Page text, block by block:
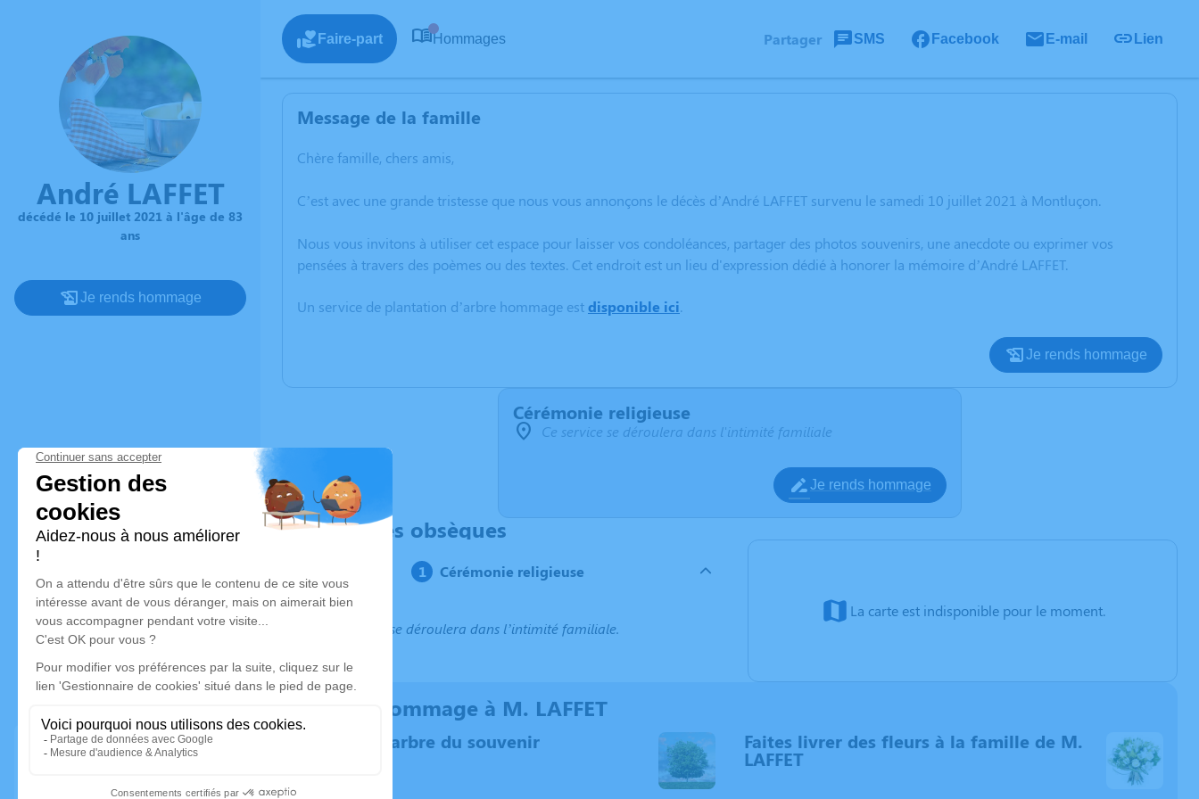
André LAFFET
décédé le 10 juillet 2021 à l'âge de 83
ans
Je rends hommage
Faire-part Hommages Partager SMS Facebook E-mail Lien
Message de la famille
Chère famille, chers amis,
C’est avec une grande tristesse que nous vous annonçons le décès d’André LAFFET survenu le samedi 10 juillet 2021 à Montluçon.
Nous vous invitons à utiliser cet espace pour laisser vos condoléances, partager des photos souvenirs, une anecdote ou exprimer vos
pensées à travers des poèmes ou des textes. Cet endroit est un lieu d'expression dédié à honorer la mémoire d’André LAFFET.
Un service de plantation d’arbre hommage estdisponible ici.
Je rends hommage
Cérémonie religieuse
Ce service se déroulera dans l'intimité familiale
Je rends hommage
Déroulé des obsèques
Cérémonie religieuse
Ce service se déroulera dans l’intimité familiale.
La carte est indisponible pour le moment.
Rendez hommage à M. LAFFET
Plantez un arbre du souvenir Faites livrer des fleurs à la famille de M.
LAFFET